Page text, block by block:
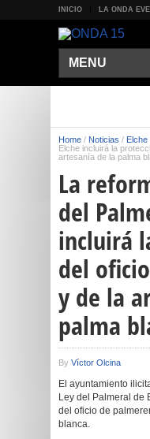
INICIO LA ONDA
MENU
Home / Noticias / Elche
Elche incluirá la
artesanía de la palma
La
del
incluirá
del
y de la
palma
By Víctor Olcina
El ayuntamiento
Ley del Palmeral de
del oficio de
blanca.